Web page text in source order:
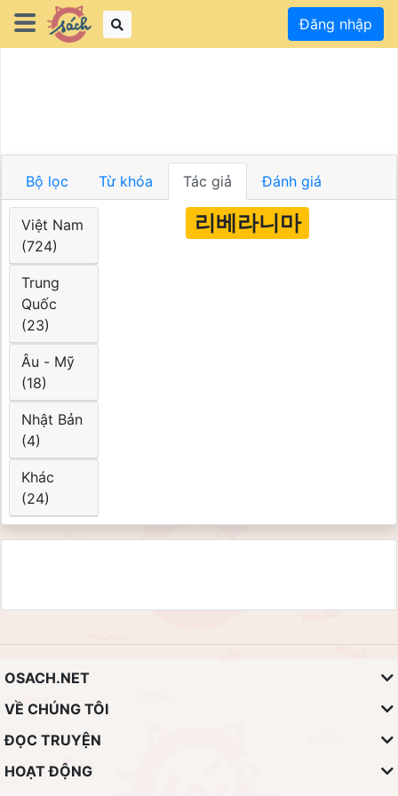
Đăng nhập
Bộ lọc Từ khóa Tác giả Đánh giá
Việt Nam
(724)
Trung
Quốc
(23)
Âu - Mỹ
(18)
Nhật Bản
(4)
Khác
(24)
리베라니마
OSACH.NET
VỀ CHÚNG TÔI
ĐỌC TRUYỆN
HOẠT ĐỘNG